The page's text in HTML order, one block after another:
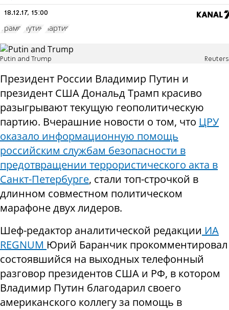
18.12.17, 15:00
Трамп Путин партия
Putin and Trump Reuters
Президент России Владимир Путин и
президент США Дональд Трамп красиво
разыгрывают текущую геополитическую
партию. Вчерашние новости о том, что ЦРУ
оказало информационную помощь
российским службам безопасности в
предотвращении террористического акта в
Санкт-Петербурге, стали топ-строчкой в
длинном совместном политическом
марафоне двух лидеров.
Шеф-редактор аналитической редакции ИА
REGNUM Юрий Баранчик прокомментировал
состоявшийся на выходных телефонный
разговор президентов США и РФ, в котором
Владимир Путин благодарил своего
американского коллегу за помощь в